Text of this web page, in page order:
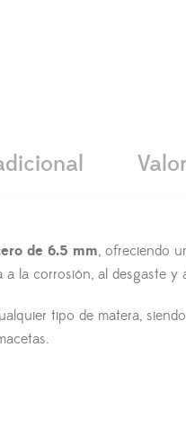
de 6.5 mm, ofreciendo
la corrosión, al desgaste y
tipo de matera,